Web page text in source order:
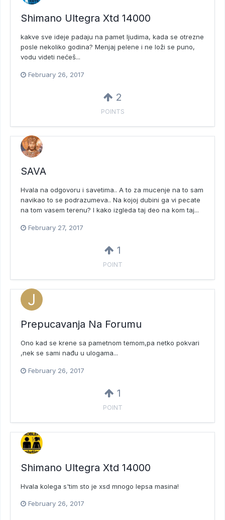
Shimano Ultegra Xtd 14000
kakve sve ideje padaju na pamet ljudima, kada se otrezne
posle nekoliko godina? Menjaj pelene i ne loži se puno,
vodu videti nećeš...
February 26, 2017
2
POINTS
SAVA
Hvala na odgovoru i savetima.. A to za mucenje na to sam
navikao to se podrazumeva.. Na kojoj dubini ga vi pecate
na tom vasem terenu? I kako izgleda taj deo na kom taj...
February 27, 2017
1
POINT
Prepucavanja Na Forumu
Ono kad se krene sa pametnom temom,pa netko pokvari
,nek se sami nađu u ulogama...
February 26, 2017
1
POINT
Shimano Ultegra Xtd 14000
Hvala kolega s'tim sto je xsd mnogo lepsa masina!
February 26, 2017